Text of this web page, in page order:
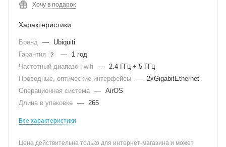
Хочу в подарок
Характеристики
Бренд —
Ubiquiti
Гарантия
? —
1 год
Частотный диапазон wifi
— 2.4 ГГц + 5 ГГц
Проводные, оптические интерфейсы — 2xGigabitEthernet
Операционная система — AirOS
Длина в упаковке — 265
Все характеристики
Цена действительна только для интернет-магазина и может